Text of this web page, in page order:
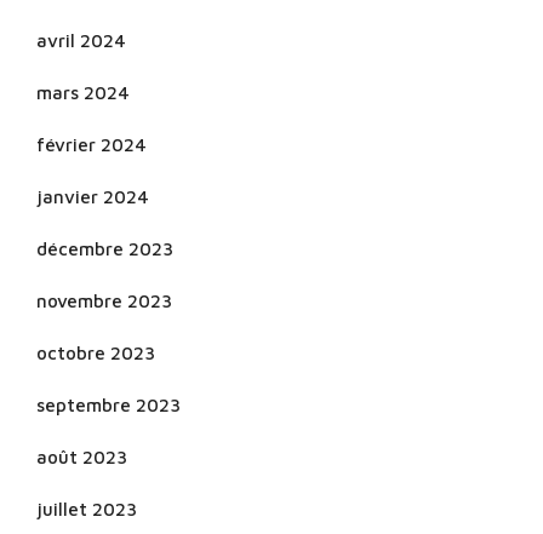
avril 2024
mars 2024
février 2024
janvier 2024
décembre 2023
novembre 2023
octobre 2023
septembre 2023
août 2023
juillet 2023